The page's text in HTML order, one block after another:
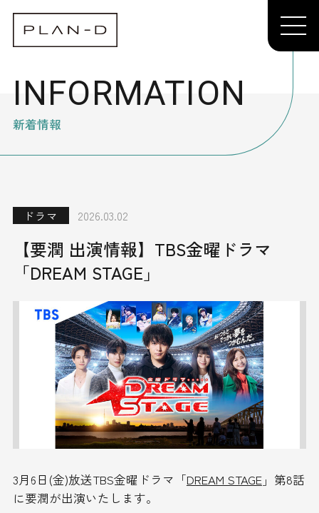
INFORMATION
新着情報
ドラマ 2026.03.02
【要潤 出演情報】TBS金曜ドラマ
「DREAM STAGE」
3月6日(金)放送TBS金曜ドラマ「DREAM STAGE」第8話
に要潤が出演いたします。